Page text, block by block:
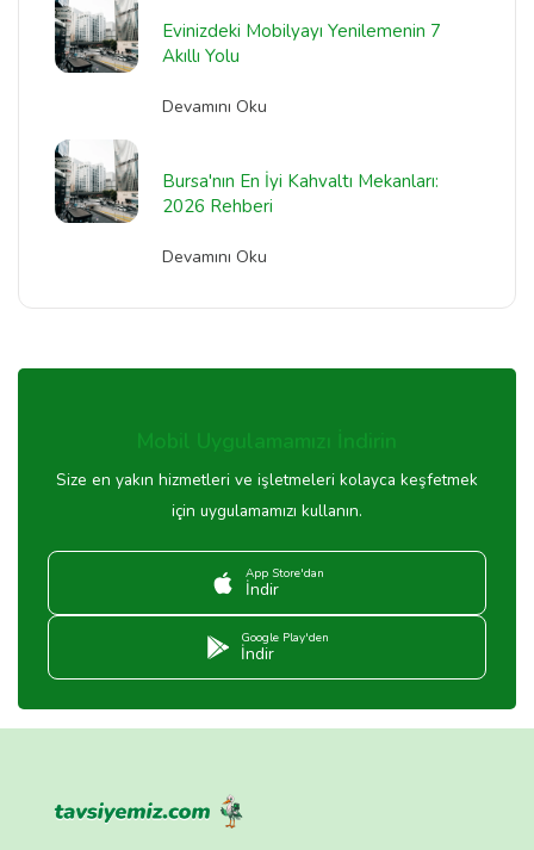
Evinizdeki Mobilyayı Yenilemenin 7
Akıllı Yolu
Devamını Oku
Bursa'nın En İyi Kahvaltı Mekanları:
2026 Rehberi
Devamını Oku
Mobil Uygulamamızı İndirin
Size en yakın hizmetleri ve işletmeleri kolayca keşfetmek
için uygulamamızı kullanın.
App Store'dan
İndir
Google Play'den
İndir